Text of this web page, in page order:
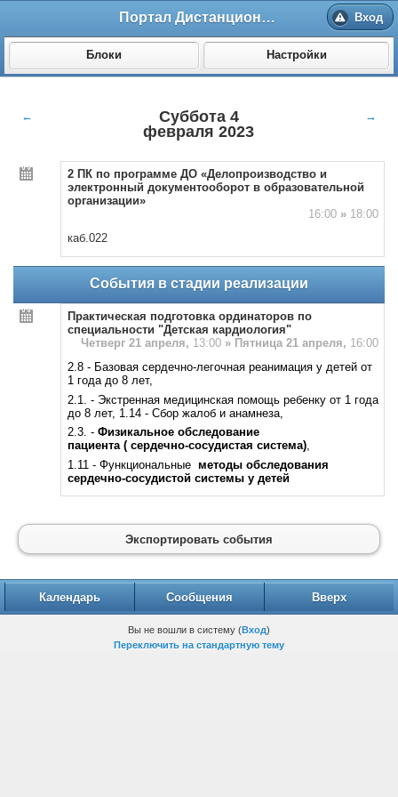
Портал Дистанционного обучения ВолгГМУ Вход
Блоки Настройки
←
Суббота 4
февраля 2023
→
2 ПК по программе ДО «Делопроизводство и
электронный документооборот в образовательной
организации»
16:00 »18:00
каб.022
События в стадии реализации
Практическая подготовка ординаторов по
специальности "Детская кардиология"
Четверг 21 апреля, 13:00 » Пятница 21 апреля, 16:00
2.8 - Базовая сердечно-легочная реанимация у детей от
1 года до 8 лет,
2.1. - Экстренная медицинская помощь ребенку от 1 года
до 8 лет, 1.14 - Сбор жалоб и анамнеза,
2.3. - Физикальное обследование
пациента ( сердечно-сосудистая система),
1.11 - Функциональные методы обследования
сердечно-сосудистой системы у детей
Экспортировать события
Календарь Сообщения Вверх
Вы не вошли в систему (Вход)
Переключить на стандартную тему